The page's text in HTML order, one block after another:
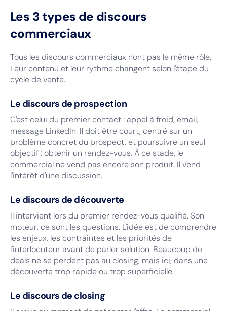
Les 3 types de discours
commerciaux
Tous les discours commerciaux n'ont pas le même rôle.
Leur contenu et leur rythme changent selon l'étape du
cycle de vente.
Le discours de prospection
C'est celui du premier contact : appel à froid, email,
message LinkedIn. Il doit être court, centré sur un
problème concret du prospect, et poursuivre un seul
objectif : obtenir un rendez-vous. À ce stade, le
commercial ne vend pas encore son produit. Il vend
l'intérêt d'une discussion.
Le discours de découverte
Il intervient lors du premier rendez-vous qualifié. Son
moteur, ce sont les questions. L'idée est de comprendre
les enjeux, les contraintes et les priorités de
l'interlocuteur avant de parler solution. Beaucoup de
deals ne se perdent pas au closing, mais ici, dans une
découverte trop rapide ou trop superficielle.
Le discours de closing